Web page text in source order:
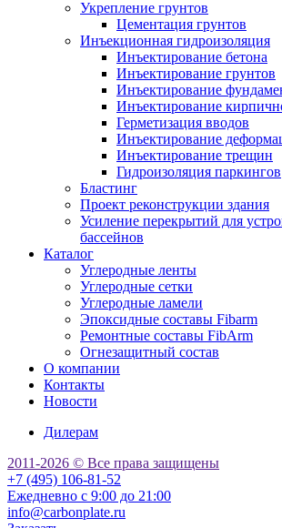
Укрепление грунтов
Цементация грунтов
Инъекционная гидроизоляция
Инъектирование бетона
Инъектирование грунтов
Инъектирование
Инъектирование
Герметизация вводов
Инъектирование
Инъектирование трещин
Гидроизоляция паркингов
Бластинг
Проект реконструкции здания
Усиление перекрытий для
бассейнов
Каталог
Углеродные ленты
Углеродные сетки
Углеродные ламели
Эпоксидные составы Fibarm
Ремонтные составы FibArm
Огнезащитный состав
О компании
Контакты
Новости
Дилерам
2011-2026 © Все права защищены
+7 (495) 106-81-52
Ежедневно с 9:00 до 21:00
info@carbonplate.ru